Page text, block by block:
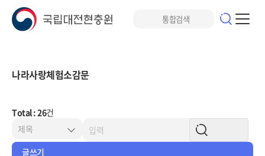
나라사랑체험소감문
Total : 26건
글쓰기